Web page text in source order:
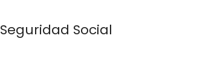
Seguridad Social